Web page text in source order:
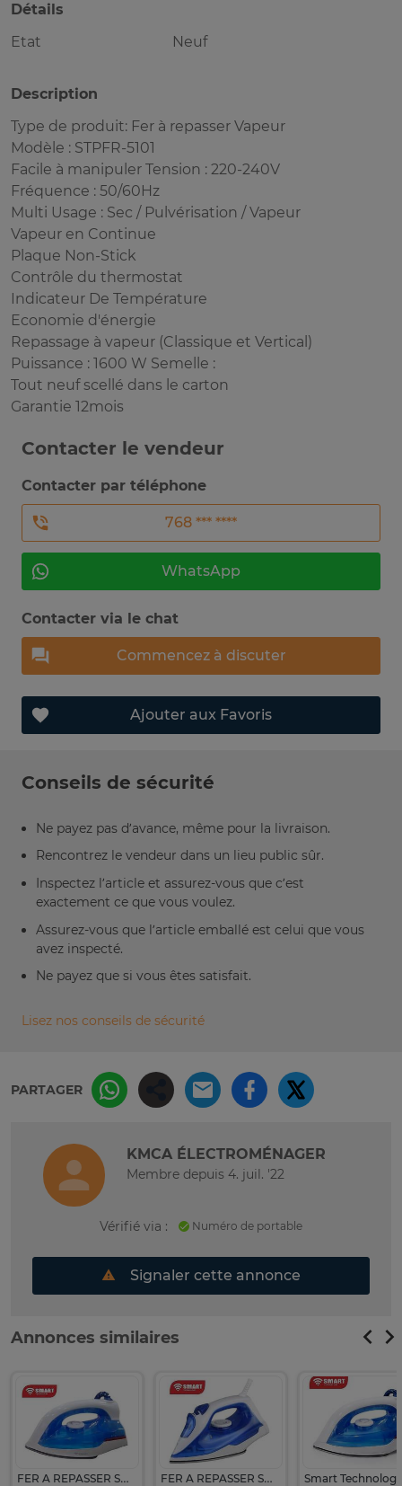
Détails
Etat
Neuf
Description
Type de produit: Fer à repasser Vapeur
Modèle : STPFR-5101
Facile à manipuler Tension : 220-240V
Fréquence : 50/60Hz
Multi Usage : Sec / Pulvérisation / Vapeur
Vapeur en Continue
Plaque Non-Stick
Contrôle du thermostat
Indicateur De Température
Economie d'énergie
Repassage à vapeur (Classique et Vertical)
Puissance : 1600 W Semelle :
Tout neuf scellé dans le carton
Garantie 12mois
Contacter le vendeur
Contacter par téléphone
768 *** ****
WhatsApp
Contacter via le chat
Commencez à discuter
Ajouter aux Favoris
Conseils de sécurité
Ne payez pas d’avance, même pour la livraison.
Rencontrez le vendeur dans un lieu public sûr.
Inspectez l’article et assurez-vous que c’est
exactement ce que vous voulez.
Assurez-vous que l’article emballé est celui que vous
avez inspecté.
Ne payez que si vous êtes satisfait.
Lisez nos conseils de sécurité
PARTAGER
KMCA ÉLECTROMÉNAGER
Membre depuis 4. juil. '22
Vérifié via : Numéro de portable
Signaler cette annonce
Annonces similaires
FER A REPASSER SMART TECHNOLOGY STPFR-5103 FER A REPASSER SMART TECHNOLOGY STPFR-5102